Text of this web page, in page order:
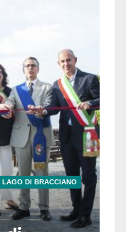
LAGO DI BRACCIANO